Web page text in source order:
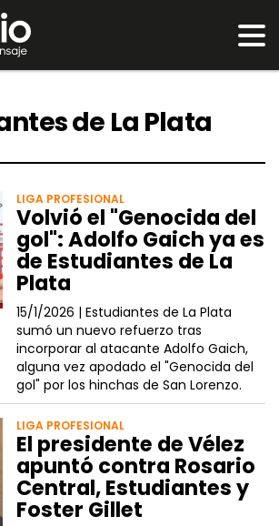
de La Plata
LIGA PROFESIONAL
Volvió el "Genocida del
gol": Adolfo Gaich ya es
de Estudiantes de La
Plata
15/1/2026 |Estudiantes de La Plata
sumó un nuevo refuerzo tras
incorporar al atacante Adolfo Gaich,
alguna vez apodado el "Genocida del
gol" por los hinchas de San Lorenzo.
LIGA PROFESIONAL
El presidente de Vélez
apuntó contra Rosario
Central, Estudiantes y
Foster Gillet